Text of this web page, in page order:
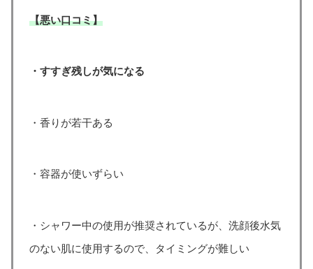
【悪い口コミ】
・すすぎ残しが気になる
・香りが若干ある
・容器が使いずらい
・シャワー中の使用が推奨されているが、洗顔後水気
のない肌に使用するので、タイミングが難しい